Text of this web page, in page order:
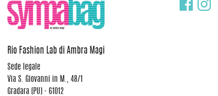
Rio Fashion Lab di Ambra Magi
Sede legale
Via S. Giovanni in M., 48/1
Gradara (PU) - 61012